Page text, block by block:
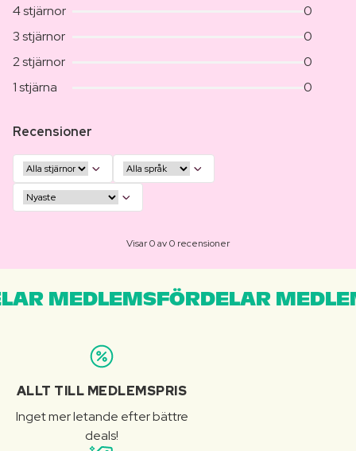
4 stjärnor
0
3 stjärnor
0
2 stjärnor
0
1 stjärna
0
Recensioner
Visar 0 av 0 recensioner
MEDLEMSFÖRDELAR
ALLT TILL MEDLEMSPRIS
Inget mer letande efter bättre
deals!